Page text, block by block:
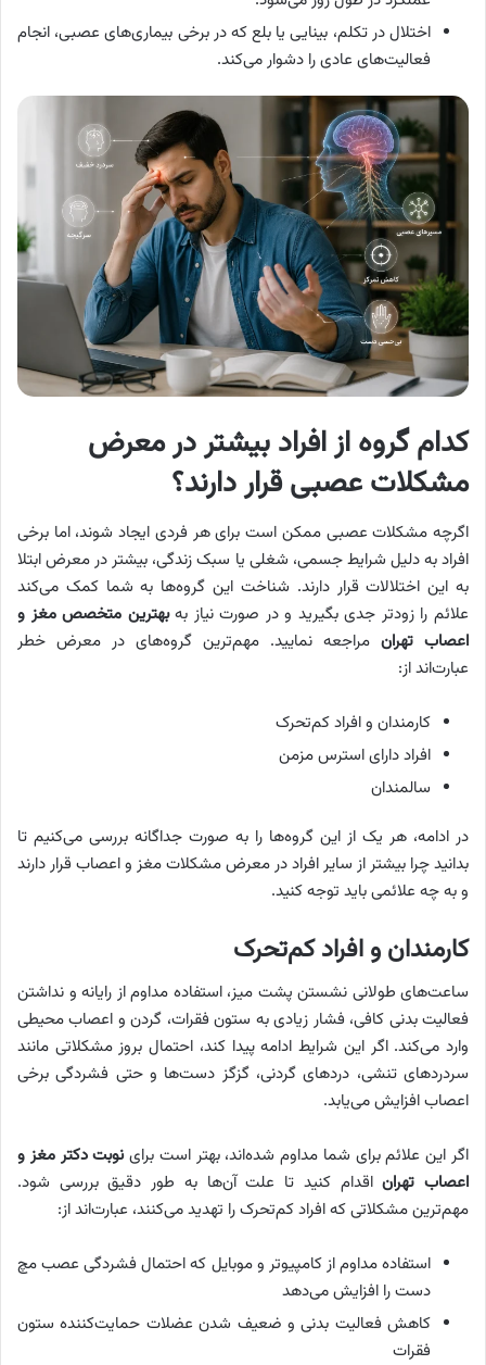
اختلال در تکلم، بینایی یا بلع که در برخی بیماری‌های عصبی، انجام
فعالیت‌های عادی را دشوار می‌کند.
کدام گروه از افراد بیشتر در معرض
مشکلات عصبی قرار دارند؟
اگرچه مشکلات عصبی ممکن است برای هر فردی ایجاد شوند، اما برخی
افراد به دلیل شرایط جسمی، شغلی یا سبک زندگی، بیشتر در معرض ابتلا
به این اختلالات قرار دارند. شناخت این گروه‌ها به شما کمک می‌کند
علائم را زودتر جدی بگیرید و در صورت نیاز بهبهترین متخصص مغز و
اعصاب تهران مراجعه نمایید. مهم‌ترین گروه‌های در معرض خطر
عبارت‌اند از:
کارمندان و افراد کم‌تحرک
افراد دارای استرس مزمن
سالمندان
در ادامه، هر یک از این گروه‌ها را به صورت جداگانه بررسی می‌کنیم تا
بدانید چرا بیشتر از سایر افراد در معرض مشکلات مغز و اعصاب قرار دارند
و به چه علائمی باید توجه کنید.
کارمندان و افراد کم‌تحرک
ساعت‌های طولانی نشستن پشت میز، استفاده مداوم از رایانه و نداشتن
فعالیت بدنی کافی، فشار زیادی به ستون فقرات، گردن و اعصاب محیطی
وارد می‌کند. اگر این شرایط ادامه پیدا کند، احتمال بروز مشکلاتی مانند
سردردهای تنشی، دردهای گردنی، گزگز دست‌ها و حتی فشردگی برخی
اعصاب افزایش می‌یابد.
اگر این علائم برای شما مداوم شده‌اند، بهتر است براینوبت دکتر مغز و
اعصاب تهراناقدام کنید تا علت آن‌ها به‌ طور دقیق بررسی شود.
مهم‌ترین مشکلاتی که افراد کم‌تحرک را تهدید می‌کنند، عبارت‌اند از:
استفاده مداوم از کامپیوتر و موبایل که احتمال فشردگی عصب مچ
دست را افزایش می‌دهد
کاهش فعالیت بدنی و ضعیف شدن عضلات حمایت‌کننده ستون
فقرات